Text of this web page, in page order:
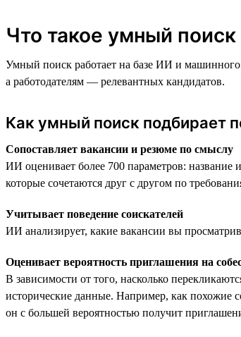
Что такое умный поиск
Умный поиск работает на базе ИИ и
а работодателям — релевантных кандидатов.
Как умный поиск подбирает
Сопоставляет вакансии и резюме по смыслу
ИИ оценивает более 700 параметров:
которые сочетаются друг с другом по
Учитывает поведение соискателей
ИИ анализирует, какие вакансии вы
Оценивает вероятность приглашения на
В зависимости от того, насколько
исторические данные. Например, как похожие
он с большей вероятностью получит